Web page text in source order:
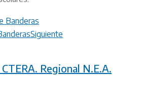
Banderas
Siguiente
Regional N.E.A.